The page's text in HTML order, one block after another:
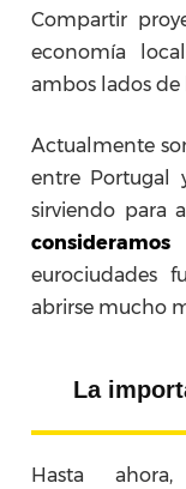
Compartir
economía
ambos lados de
Actualmente
entre Portugal
sirviendo para
eurociudades
abrirse mucho
La
Hasta